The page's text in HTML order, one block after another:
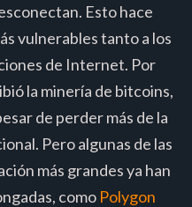
Esto hace
vulnerables tanto a los
de Internet. Por
la minería de bitcoins,
de perder más de la
Pero algunas de las
más grandes ya han
como Polygon